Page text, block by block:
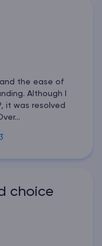
the ease of
Although I
it was resolved
choice